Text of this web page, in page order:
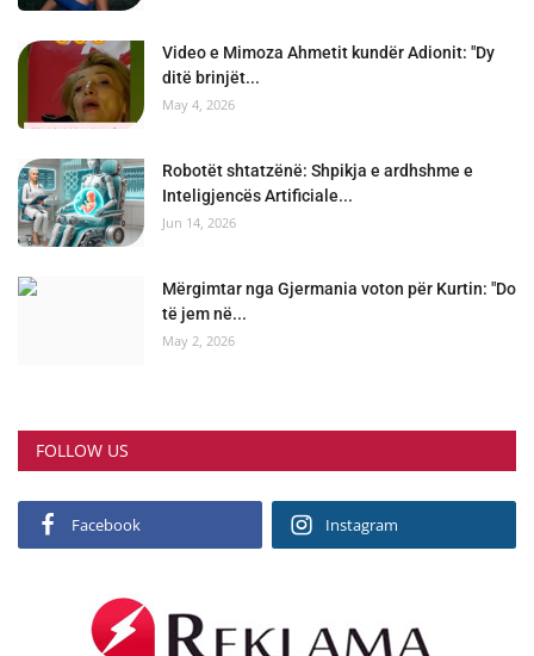
Video e Mimoza Ahmetit kundër Adionit: "Dy
ditë brinjët...
May 4, 2026
Robotët shtatzënë: Shpikja e ardhshme e
Inteligjencës Artificiale...
Jun 14, 2026
Mërgimtar nga Gjermania voton për Kurtin: "Do
të jem në...
May 2, 2026
FOLLOW US
Facebook Instagram